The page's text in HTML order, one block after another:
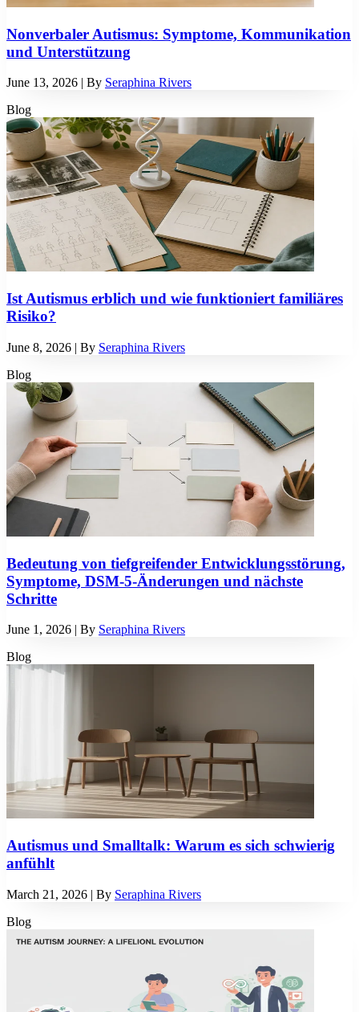
Nonverbaler Autismus: Symptome, Kommunikation
und Unterstützung
June 13, 2026 | By Seraphina Rivers
Blog
Ist Autismus erblich und wie funktioniert familiäres
Risiko?
June 8, 2026 | By Seraphina Rivers
Blog
Bedeutung von tiefgreifender Entwicklungsstörung,
Symptome, DSM-5-Änderungen und nächste
Schritte
June 1, 2026 | By Seraphina Rivers
Blog
Autismus und Smalltalk: Warum es sich schwierig
anfühlt
March 21, 2026 | By Seraphina Rivers
Blog